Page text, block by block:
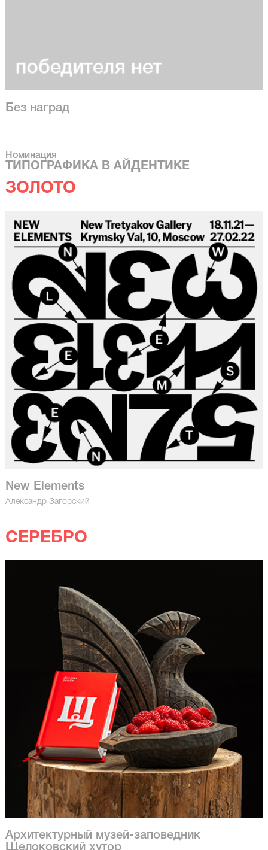
Без наград
Номинация
ТИПОГРАФИКА В АЙДЕНТИКЕ
ЗОЛОТО
New Elements
Александр Загорский
СЕРЕБРО
Архитектурный музей-заповедник
Щелоковский хутор